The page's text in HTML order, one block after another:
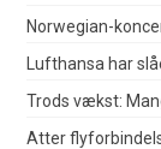
Norwegian-
Lufthansa har
Trods vækst:
Atter